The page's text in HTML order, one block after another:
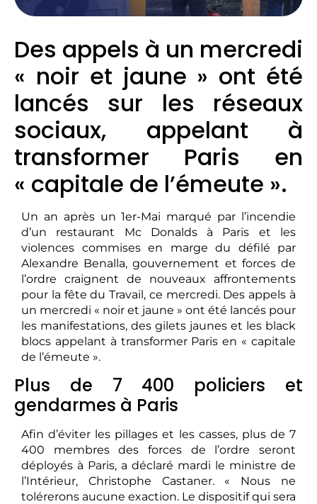
Des appels à un mercredi
« noir et jaune » ont été
lancés sur les réseaux
sociaux, appelant à
transformer Paris en
« capitale de l’émeute ».
Un an après un 1er-Mai marqué par l’incendie
d’un restaurant Mc Donalds à Paris et les
violences commises en marge du défilé par
Alexandre Benalla, gouvernement et forces de
l’ordre craignent de nouveaux affrontements
pour la fête du Travail, ce mercredi. Des appels à
un mercredi « noir et jaune » ont été lancés pour
les manifestations, des gilets jaunes et les black
blocs appelant à transformer Paris en « capitale
de l’émeute ».
Plus de 7 400 policiers et
gendarmes à Paris
Afin d’éviter les pillages et les casses, plus de 7
400 membres des forces de l’ordre seront
déployés à Paris, a déclaré mardi le ministre de
l’Intérieur, Christophe Castaner. « Nous ne
tolérerons aucune exaction. Le dispositif qui sera